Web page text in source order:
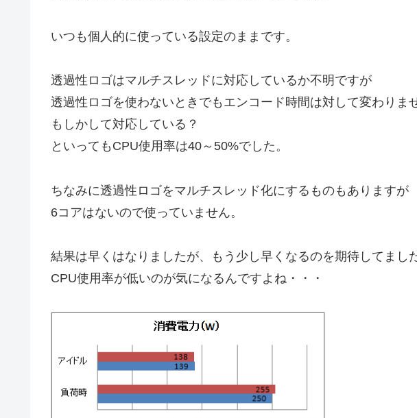
いつも個人的に使っている設定のままです。
透過性ロゴはマルチスレッドに対応しているか不明ですが
透過性ロゴを使わないときでもエンコード時間は対して変わりま
もしかして対応している？
といってもCPU使用率は40～50%でした。
ちなみに透過性ロゴをマルチスレッド化にするものもありますが
6コアはないので使っていません。
結果は早くはなりましたが、もう少し早くなるのを期待してました
CPU使用率が低いのが気になるんですよね・・・